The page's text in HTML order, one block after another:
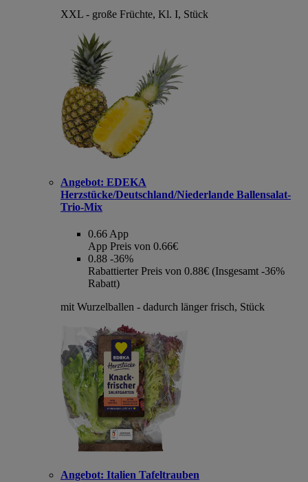
XXL - große Früchte, Kl. I, Stück
Angebot: EDEKA
Herzstücke/Deutschland/Niederlande Ballensalat-
Trio-Mix
0.66 App
App Preis von 0.66€
0.88 -36%
Rabattierter Preis von 0.88€ (Insgesamt -36%
Rabatt)
mit Wurzelballen - dadurch länger frisch, Stück
Angebot: Italien Tafeltrauben